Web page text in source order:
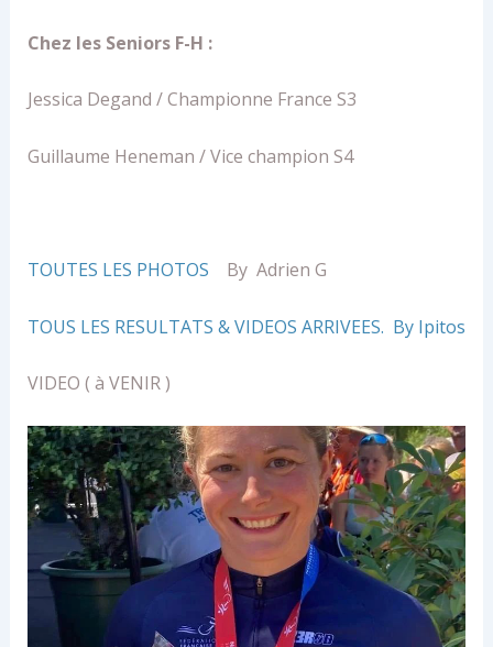
Chez les Seniors F-H :
Jessica Degand / Championne France S3
Guillaume Heneman / Vice champion S4
TOUTES LES PHOTOS By Adrien G
TOUS LES RESULTATS & VIDEOS ARRIVEES. By Ipitos
VIDEO ( à VENIR )